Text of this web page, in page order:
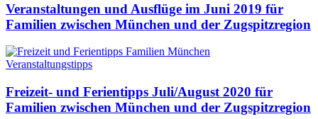
Veranstaltungen und Ausflüge im Juni 2019 für
Familien zwischen München und der Zugspitzregion
Veranstaltungstipps
Freizeit- und Ferientipps Juli/August 2020 für
Familien zwischen München und der Zugspitzregion